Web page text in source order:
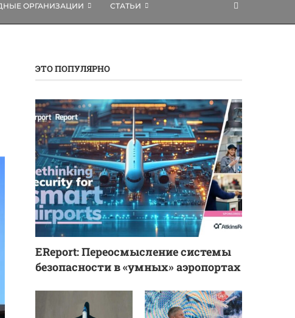
ОРГАНИЗАЦИИ СТАТЬИ
ЭТО ПОПУЛЯРНО
EReport: Переосмысление системы
безопасности в «умных» аэропортах